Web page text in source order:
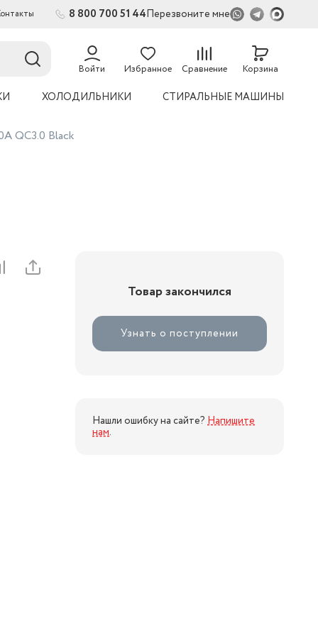
8 800 700 51 44Перезвоните мне
Войти Избранное Сравнение
54
Корзина
ХОЛОДИЛЬНИКИ СТИРАЛЬНЫЕ МАШИНЫ
QC3.0 Black
Товар закончился
Узнать о поступлении
Нашли ошибку на сайте? Напишите
нам.